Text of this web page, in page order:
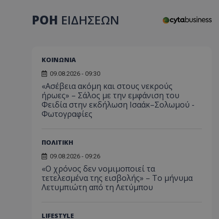
ΡΟΗ ΕΙΔΗΣΕΩΝ
ΚΟΙΝΩΝΙΑ
09.08.2026 - 09:30
«Ασέβεια ακόμη και στους νεκρούς
ήρωες» – Σάλος με την εμφάνιση του
Φειδία στην εκδήλωση Ισαάκ–Σολωμού -
Φωτογραφίες
ΠΟΛΙΤΙΚΗ
09.08.2026 - 09:26
«Ο χρόνος δεν νομιμοποιεί τα
τετελεσμένα της εισβολής» – Το μήνυμα
Λετυμπιώτη από τη Λετύμπου
LIFESTYLE